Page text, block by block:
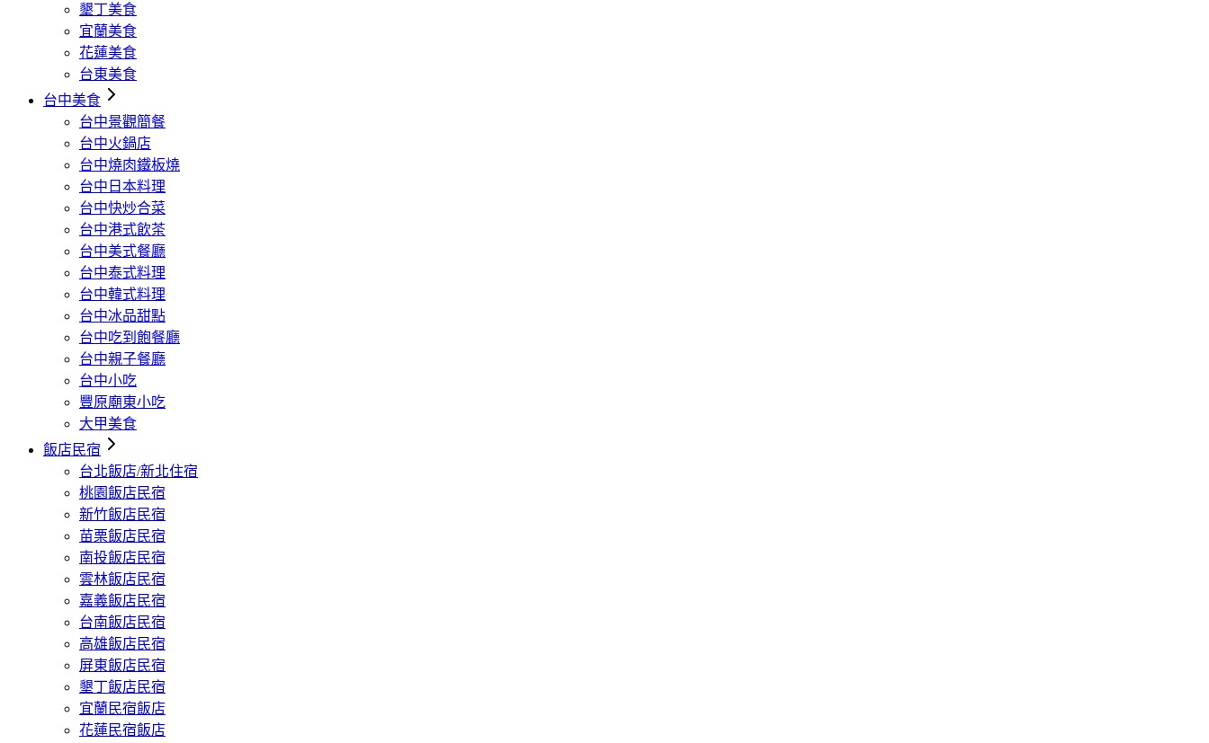
墾丁美食
宜蘭美食
花蓮美食
台東美食
台中美食
台中景觀簡餐
台中火鍋店
台中燒肉鐵板燒
台中日本料理
台中快炒合菜
台中港式飲茶
台中美式餐廳
台中泰式料理
台中韓式料理
台中冰品甜點
台中吃到飽餐廳
台中親子餐廳
台中小吃
豐原廟東小吃
大甲美食
飯店民宿
台北飯店/新北住宿
桃園飯店民宿
新竹飯店民宿
苗栗飯店民宿
南投飯店民宿
雲林飯店民宿
嘉義飯店民宿
台南飯店民宿
高雄飯店民宿
屏東飯店民宿
墾丁飯店民宿
宜蘭民宿飯店
花蓮民宿飯店